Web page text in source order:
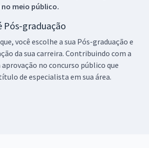
meio público.
Pós-graduação
você escolhe a sua Pós-graduação e
da sua carreira. Contribuindo com a
no concurso público que
de especialista em sua área.